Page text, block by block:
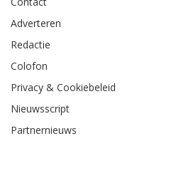
Adverteren
Redactie
Colofon
Privacy & Cookiebeleid
Nieuwsscript
Partnernieuws